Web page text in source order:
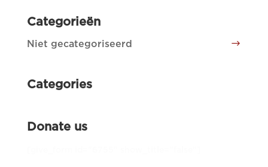
Categorieën
Niet gecategoriseerd
Categories
Donate us